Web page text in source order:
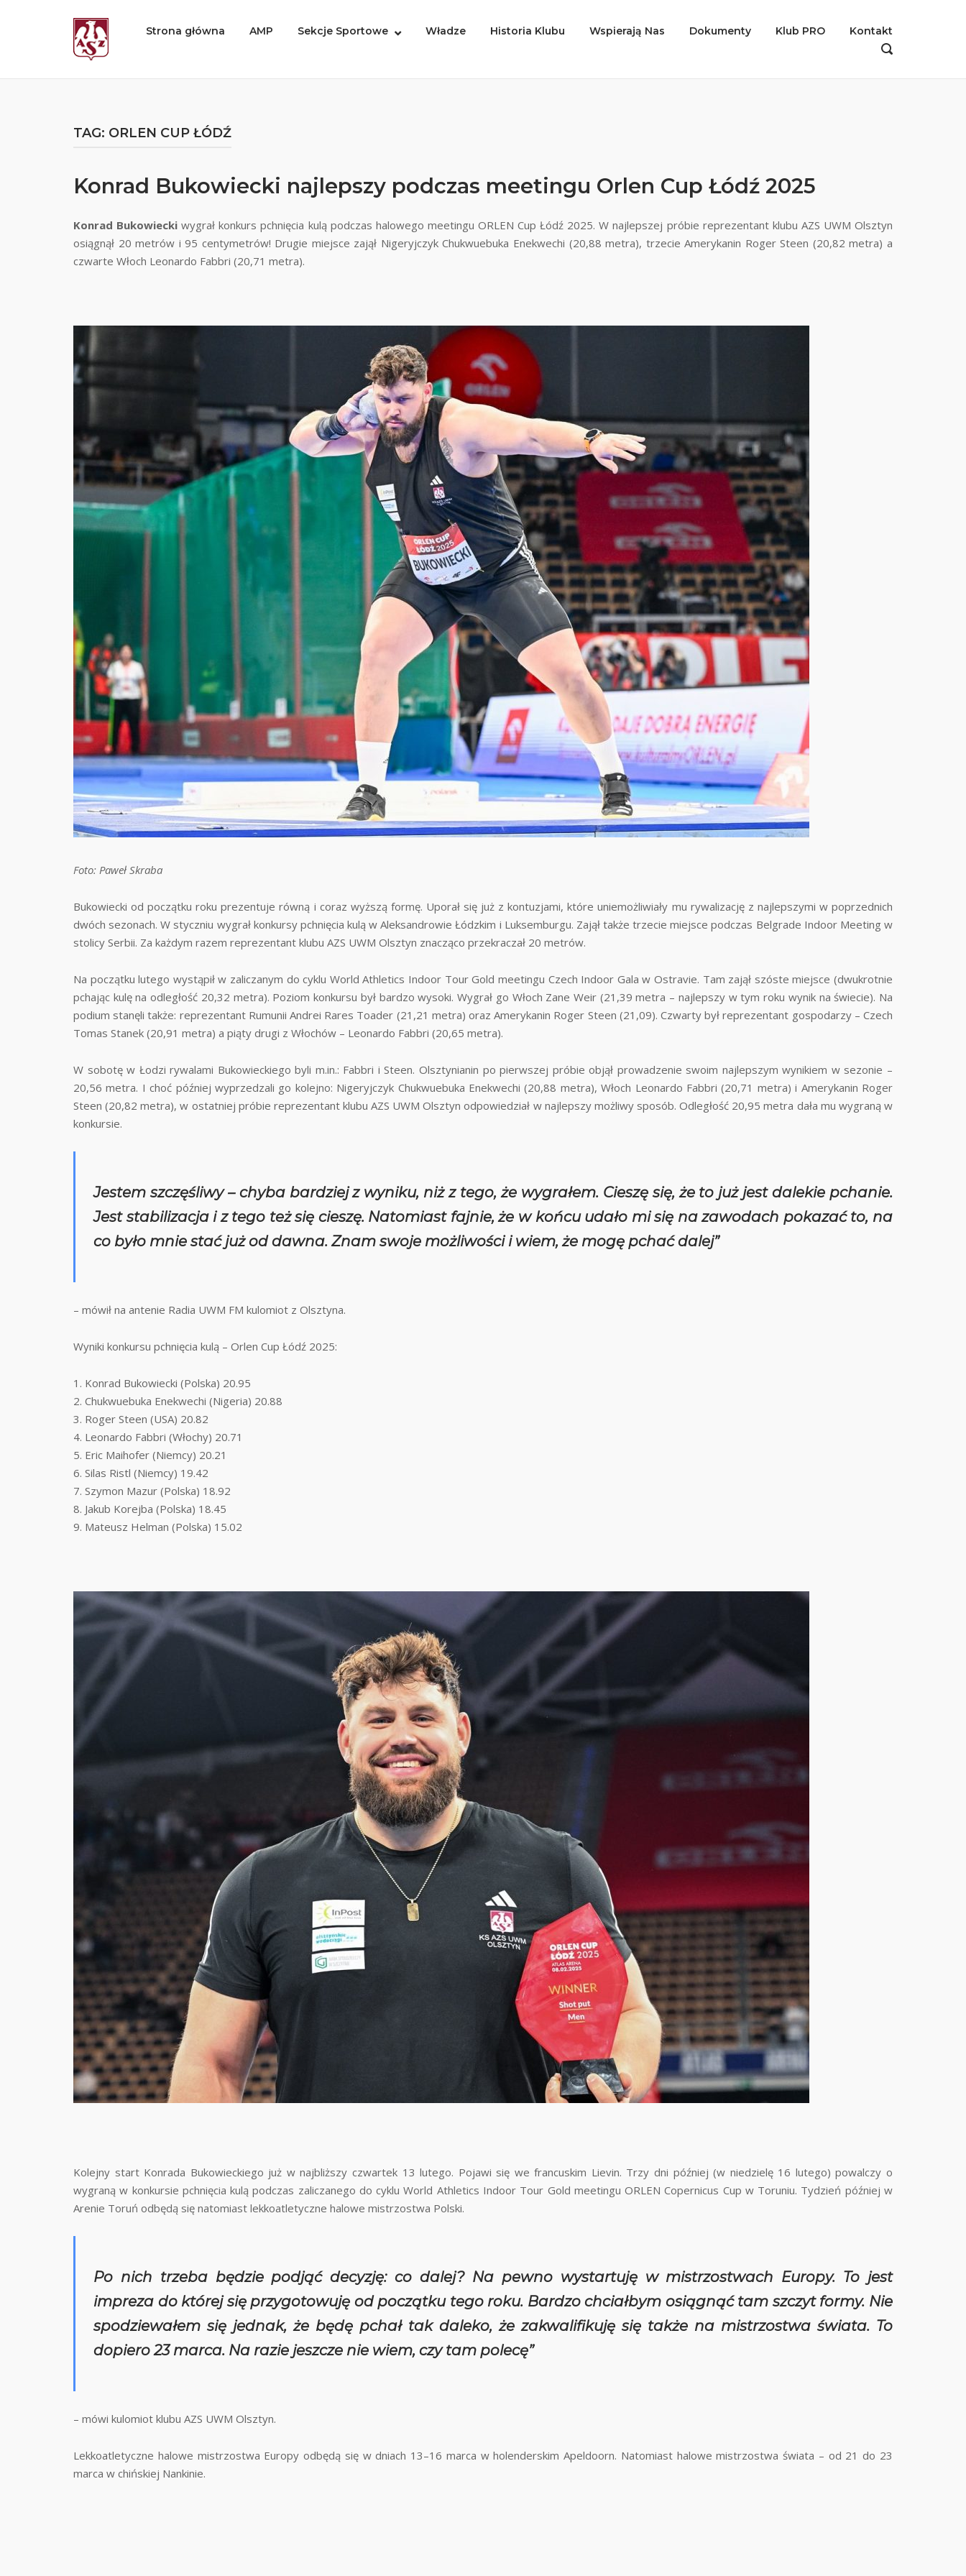
Home Strona główna AMP Sekcje Sportowe Władze Historia Klubu Wspierają Nas Dokumenty Klub PRO
Kontakt
OPEN
TAG: ORLEN CUP ŁÓDŹ
Konrad Bukowiecki najlepszy podczas meetingu Orlen Cup Łódź 2025
Konrad Bukowiecki wygrał konkurs pchnięcia kulą podczas halowego meetingu ORLEN Cup Łódź 2025. W najlepszej próbie reprezentant klubu AZS UWM Olsztyn
osiągnął 20 metrów i 95 centymetrów! Drugie miejsce zajął Nigeryjczyk Chukwuebuka Enekwechi (20,88 metra), trzecie Amerykanin Roger Steen (20,82 metra) a
czwarte Włoch Leonardo Fabbri (20,71 metra).
Foto: Paweł Skraba
Bukowiecki od początku roku prezentuje równą i coraz wyższą formę. Uporał się już z kontuzjami, które uniemożliwiały mu rywalizację z najlepszymi w poprzednich
dwóch sezonach. W styczniu wygrał konkursy pchnięcia kulą w Aleksandrowie Łódzkim i Luksemburgu. Zajął także trzecie miejsce podczas Belgrade Indoor Meeting w
stolicy Serbii. Za każdym razem reprezentant klubu AZS UWM Olsztyn znacząco przekraczał 20 metrów.
Na początku lutego wystąpił w zaliczanym do cyklu World Athletics Indoor Tour Gold meetingu Czech Indoor Gala w Ostravie. Tam zajął szóste miejsce (dwukrotnie
pchając kulę na odległość 20,32 metra). Poziom konkursu był bardzo wysoki. Wygrał go Włoch Zane Weir (21,39 metra – najlepszy w tym roku wynik na świecie). Na
podium stanęli także: reprezentant Rumunii Andrei Rares Toader (21,21 metra) oraz Amerykanin Roger Steen (21,09). Czwarty był reprezentant gospodarzy – Czech
Tomas Stanek (20,91 metra) a piąty drugi z Włochów – Leonardo Fabbri (20,65 metra).
W sobotę w Łodzi rywalami Bukowieckiego byli m.in.: Fabbri i Steen. Olsztynianin po pierwszej próbie objął prowadzenie swoim najlepszym wynikiem w sezonie –
20,56 metra. I choć później wyprzedzali go kolejno: Nigeryjczyk Chukwuebuka Enekwechi (20,88 metra), Włoch Leonardo Fabbri (20,71 metra) i Amerykanin Roger
Steen (20,82 metra), w ostatniej próbie reprezentant klubu AZS UWM Olsztyn odpowiedział w najlepszy możliwy sposób. Odległość 20,95 metra dała mu wygraną w
konkursie.
Jestem szczęśliwy – chyba bardziej z wyniku, niż z tego, że wygrałem. Cieszę się, że to już jest dalekie pchanie.
Jest stabilizacja i z tego też się cieszę. Natomiast fajnie, że w końcu udało mi się na zawodach pokazać to, na
co było mnie stać już od dawna. Znam swoje możliwości i wiem, że mogę pchać dalej”
– mówił na antenie Radia UWM FM kulomiot z Olsztyna.
Wyniki konkursu pchnięcia kulą – Orlen Cup Łódź 2025:
1. Konrad Bukowiecki (Polska) 20.95
2. Chukwuebuka Enekwechi (Nigeria) 20.88
3. Roger Steen (USA) 20.82
4. Leonardo Fabbri (Włochy) 20.71
5. Eric Maihofer (Niemcy) 20.21
6. Silas Ristl (Niemcy) 19.42
7. Szymon Mazur (Polska) 18.92
8. Jakub Korejba (Polska) 18.45
9. Mateusz Helman (Polska) 15.02
Kolejny start Konrada Bukowieckiego już w najbliższy czwartek 13 lutego. Pojawi się we francuskim Lievin. Trzy dni później (w niedzielę 16 lutego) powalczy o
wygraną w konkursie pchnięcia kulą podczas zaliczanego do cyklu World Athletics Indoor Tour Gold meetingu ORLEN Copernicus Cup w Toruniu. Tydzień później w
Arenie Toruń odbędą się natomiast lekkoatletyczne halowe mistrzostwa Polski.
Po nich trzeba będzie podjąć decyzję: co dalej? Na pewno wystartuję w mistrzostwach Europy. To jest
impreza do której się przygotowuję od początku tego roku. Bardzo chciałbym osiągnąć tam szczyt formy. Nie
spodziewałem się jednak, że będę pchał tak daleko, że zakwalifikuję się także na mistrzostwa świata. To
dopiero 23 marca. Na razie jeszcze nie wiem, czy tam polecę”
– mówi kulomiot klubu AZS UWM Olsztyn.
Lekkoatletyczne halowe mistrzostwa Europy odbędą się w dniach 13–16 marca w holenderskim Apeldoorn. Natomiast halowe mistrzostwa świata – od 21 do 23
marca w chińskiej Nankinie.